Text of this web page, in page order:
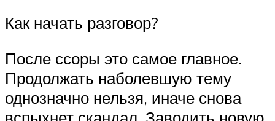
Как начать разговор?
После ссоры это самое главное.
Продолжать наболевшую тему
однозначно нельзя, иначе снова